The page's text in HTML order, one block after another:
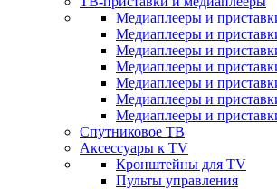
Медиаплееры и
Медиаплееры и
Медиаплееры и
Медиаплееры и
Медиаплееры и
Медиаплееры и
Медиаплееры и
Спутниковое ТВ
Аксессуары к TV
Кронштейны для TV
Пульты управления